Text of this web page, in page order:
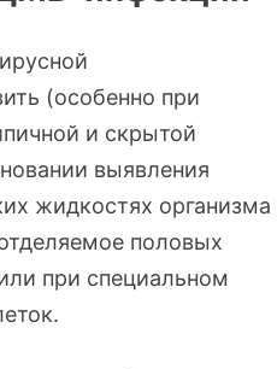
(особенно при
и скрытой
выявления
жидкостях организма
половых
при специальном